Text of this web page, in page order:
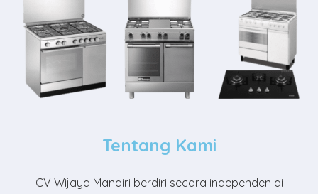
Tentang Kami
CV Wijaya Mandiri berdiri secara independen di